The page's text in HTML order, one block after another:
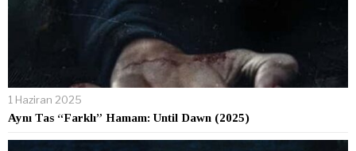
1 Haziran 2025
Aynı Tas “Farklı” Hamam: Until Dawn (2025)